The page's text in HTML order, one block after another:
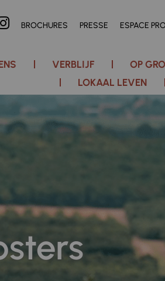
BROCHURES PRESSE ESPACE
VERBLIJF OP
LOKAAL LEVEN